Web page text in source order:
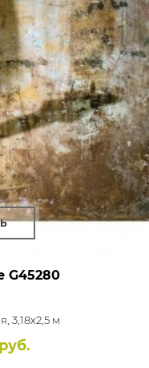
G45280
3,18x2,5 м